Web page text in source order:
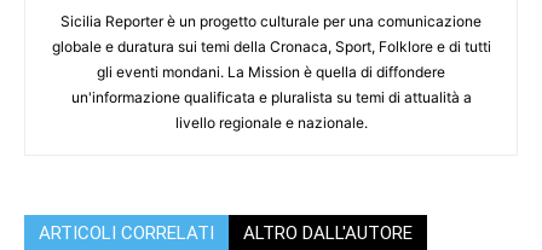
Sicilia Reporter è un progetto culturale per una comunicazione
globale e duratura sui temi della Cronaca, Sport, Folklore e di tutti
gli eventi mondani. La Mission è quella di diffondere
un'informazione qualificata e pluralista su temi di attualità a
livello regionale e nazionale.
ARTICOLI CORRELATI ALTRO DALL'AUTORE